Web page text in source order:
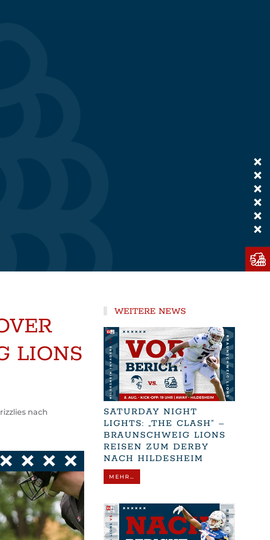
LIONS
nach
WEITERE NEWS
SATURDAY NIGHT
LIGHTS: „THE CLASH“ –
BRAUNSCHWEIG LIONS
REISEN ZUM DERBY
NACH HILDESHEIM
MEHR…